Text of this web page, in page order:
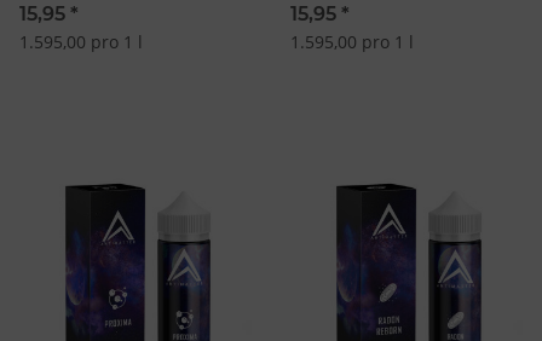
15,95 *
1.595,00 pro 1 l
15,95 *
1.595,00 pro 1 l